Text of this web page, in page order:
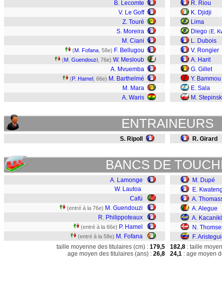
B. Lecomte
V. Le Goff
Z. Touré
S. Moreira
M. Ciani
(M. Fofana , 58e) F. Bellugou
(M. Guendouzi , 76e) W. Mesloub
A. Mvuemba
(P. Hamel , 66e) M. Barthelmé
M. Mara
A. Waris
R. Riou
K. Djidji
Lima
Diego (E.
L. Dubois
V. Rongier
A. Harit
G. Gillet
Y. Bammou
E. Sala
M.
ENTRAINEURS
S. Ripoll R. Girard
BANCS DE
A. Lamonge
W. Lautoa
Cafú
(entré à la 76e) M. Guendouzi
R. Philippoteaux
(entré à la 66e) P. Hamel
(entré à la 58e) M. Fofana
M. Dupé
E.
A.
A. Alegue
A.
N.
F.
taille moyenne des titulaires (cm) : 179,5
age moyen des titulaires (ans) : 26,8
182,8 : taille
24,1 : age moyen